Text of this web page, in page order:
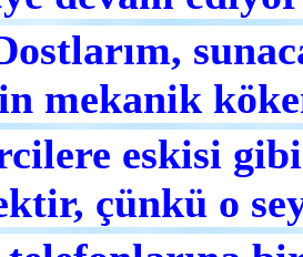
mekanik
eskisi
çünkü o